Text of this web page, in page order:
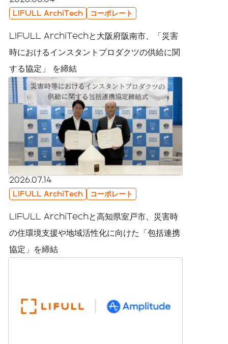
LIFULL ArchiTech コーポレート
LIFULL ArchiTechと大阪府阪南市、「災害
時におけるインスタントプロダクツの供給に関
する協定」 を締結
2026.07.14
LIFULL ArchiTech コーポレート
LIFULL ArchiTechと高知県室戸市、災害時
の住環境支援や地域活性化に向けた「包括連携
協定」を締結